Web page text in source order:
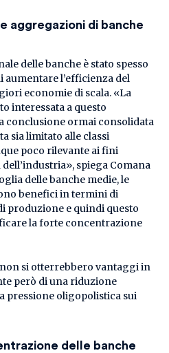
aggregazioni di banche
delle banche è stato spesso
aumentare l’efficienza del
economie di scala. «La
interessata a questo
conclusione ormai consolidata
sia limitato alle classi
poco rilevante ai fini
spiega Comana
delle banche medie, le
benefici in termini di
produzione e quindi questo
la forte concentrazione
si otterrebbero vantaggi in
però di una riduzione
pressione oligopolistica sui
delle banche